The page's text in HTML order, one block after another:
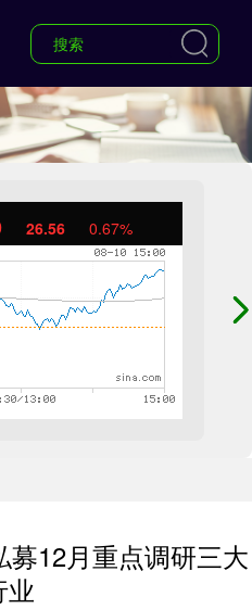
26.56 0.67%
12月重点调研三大
业